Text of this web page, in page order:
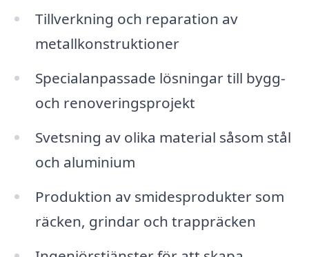
Tillverkning och reparation av
metallkonstruktioner
Specialanpassade lösningar till bygg-
och renoveringsprojekt
Svetsning av olika material såsom stål
och aluminium
Produktion av smidesprodukter som
räcken, grindar och trappräcken